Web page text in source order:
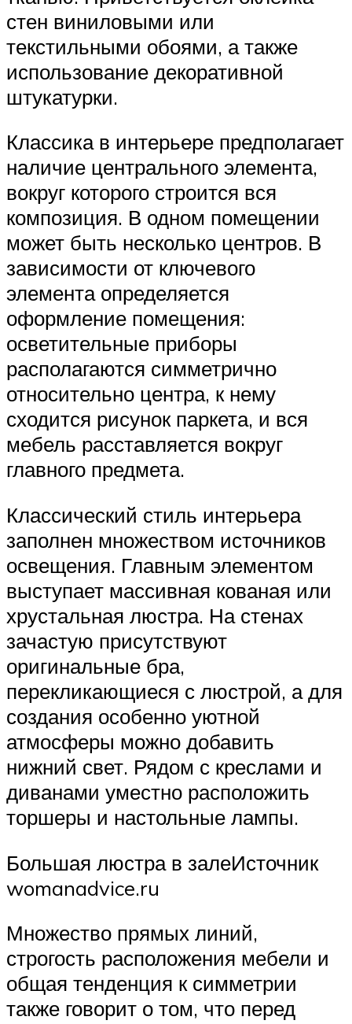
стен виниловыми или
текстильными обоями, а также
использование декоративной
штукатурки.
Классика в интерьере предполагает
наличие центрального элемента,
вокруг которого строится вся
композиция. В одном помещении
может быть несколько центров. В
зависимости от ключевого
элемента определяется
оформление помещения:
осветительные приборы
располагаются симметрично
относительно центра, к нему
сходится рисунок паркета, и вся
мебель расставляется вокруг
главного предмета.
Классический стиль интерьера
заполнен множеством источников
освещения. Главным элементом
выступает массивная кованая или
хрустальная люстра. На стенах
зачастую присутствуют
оригинальные бра,
перекликающиеся с люстрой, а для
создания особенно уютной
атмосферы можно добавить
нижний свет. Рядом с креслами и
диванами уместно расположить
торшеры и настольные лампы.
Большая люстра в залеИсточник
womanadvice.ru
Множество прямых линий,
строгость расположения мебели и
общая тенденция к симметрии
также говорит о том, что перед